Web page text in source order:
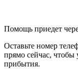
Помощь приедет
Оставьте номер
прямо сейчас, чтобы
прибытия.